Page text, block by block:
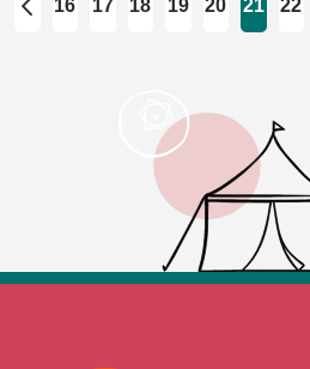
16 17 18 19 20 21 22